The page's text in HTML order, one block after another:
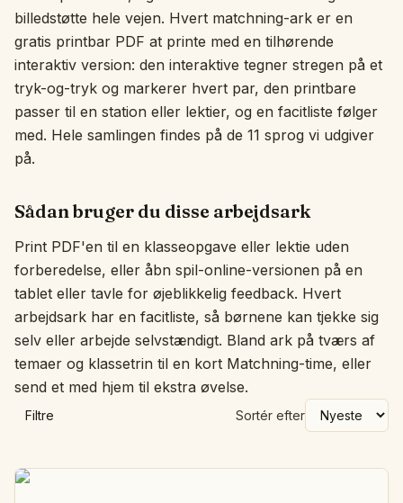
billedstøtte hele vejen. Hvert matchning-ark er en
gratis printbar PDF at printe med en tilhørende
interaktiv version: den interaktive tegner stregen på et
tryk-og-tryk og markerer hvert par, den printbare
passer til en station eller lektier, og en facitliste følger
med. Hele samlingen findes på de 11 sprog vi udgiver
på.
Sådan bruger du disse arbejdsark
Print PDF'en til en klasseopgave eller lektie uden
forberedelse, eller åbn spil-online-versionen på en
tablet eller tavle for øjeblikkelig feedback. Hvert
arbejdsark har en facitliste, så børnene kan tjekke sig
selv eller arbejde selvstændigt. Bland ark på tværs af
temaer og klassetrin til en kort Matchning-time, eller
send et med hjem til ekstra øvelse.
Filtre Sortér efter